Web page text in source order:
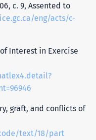
c. 9, Assented to
eng/acts/c-
Interest in Exercise
graft, and conflicts of
text/18/part